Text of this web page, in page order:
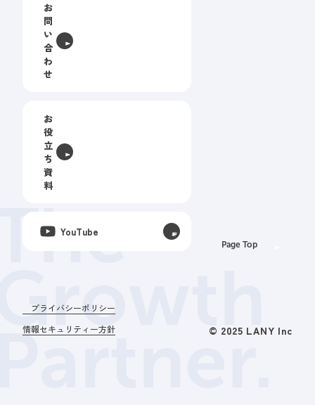
プライバシーポリシー
情報セキュリティー方針
© 2025 LANY Inc
お
問
い
合
わ
せ
お
役
立
ち
資
料
YouTube
Page Top